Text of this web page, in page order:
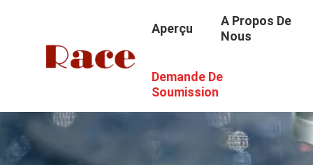
Aperçu
A Propos De
Nous
Demande De
Soumission